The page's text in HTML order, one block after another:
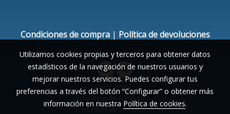
Condiciones de compra| Política de devoluciones
Aviso legal
Política de cookies
Gestión de cookies
Utilizamos cookies propias y terceros para obtener datos
estadísticos de la navegación de nuestros usuarios y
mejorar nuestros servicios. Puedes configurar tus
preferencias a través del botón “Configurar” o obtener más
información en nuestra Política de cookies.